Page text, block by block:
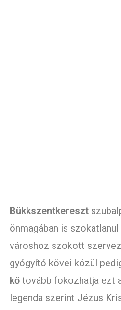
Bükkszentkereszt
önmagában is
városhoz szokott
gyógyító kövei közül
kő tovább fokozhatja ezt
legenda szerint Jézus